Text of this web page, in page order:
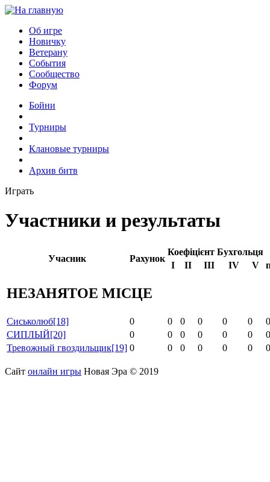
Об игре
Новичку
Ветерану
События
Сообщество
Форум
Бойни
Турниры
Клановые турниры
Архив битв
Играть
Участники и результаты
Учасник Рахунок
Коефіцієнт Бухгольця
I
II III IV V
НЕЗАНЯТОЕ МІСЦЕ
Сиськолюб[18] 0 0 0 0 0 0
0
СИПЛЫЙ[20] 0 0 0 0 0 0
0
Тревожный гвоздильщик[19] 0 0 0 0 0 0 0
Сайт онлайн игры Новая Эра © 2019